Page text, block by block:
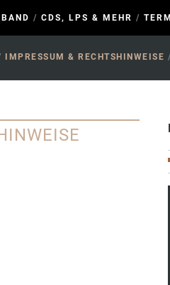
/ CDS, LPS & MEHR /
IMPRESSUM & RECHTSHINWEISE /